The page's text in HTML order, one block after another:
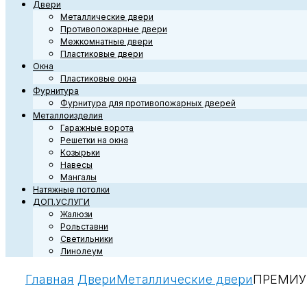
Двери
Металлические двери
Противопожарные двери
Межкомнатные двери
Пластиковые двери
Окна
Пластиковые окна
Фурнитура
Фурнитура для противопожарных дверей
Металлоизделия
Гаражные ворота
Решетки на окна
Козырьки
Навесы
Мангалы
Натяжные потолки
ДОП.УСЛУГИ
Жалюзи
Рольставни
Светильники
Линолеум
Главная ДвериМеталлические двери